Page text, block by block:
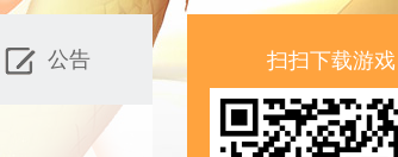
公告 扫扫下载游戏